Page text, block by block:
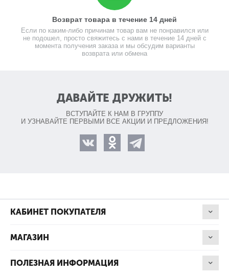
Возврат товара в течение 14 дней
Если по каким-либо причинам товар вам не понравился или
не подошел, просто свяжитесь с нами в течение 14 дней с
момента получения заказа и мы обсудим варианты
возврата или обмена
ДАВАЙТЕ ДРУЖИТЬ!
ВСТУПАЙТЕ К НАМ В ГРУППУ
И УЗНАВАЙТЕ ПЕРВЫМИ ВСЕ АКЦИИ И ПРЕДЛОЖЕНИЯ!
КАБИНЕТ ПОКУПАТЕЛЯ
МАГАЗИН
ПОЛЕЗНАЯ ИНФОРМАЦИЯ